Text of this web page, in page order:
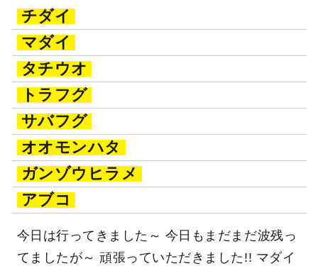
チダイ
マダイ
タチウオ
トラフグ
サバフグ
オオモンハタ
ガンゾウヒラメ
アブコ
今日は行ってきました～ 今日もまだまだ波残っ
てましたが～ 頑張っていただきました!! マダイ